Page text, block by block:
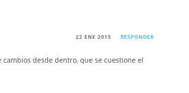
22 ENE 2015 RESPONDER
desde dentro, que se cuestione el